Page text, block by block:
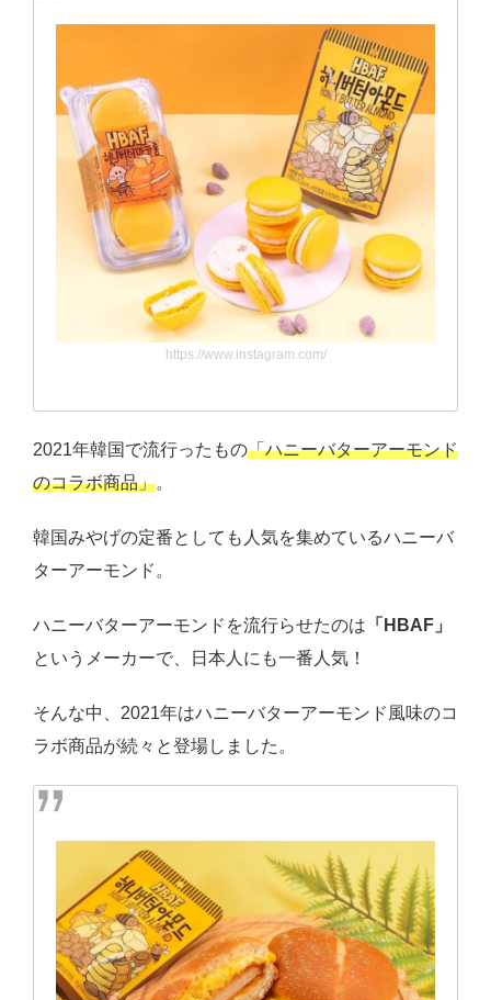
https://www.instagram.com/
2021年韓国で流行ったもの「ハニーバターアーモンド
のコラボ商品」。
韓国みやげの定番としても人気を集めているハニーバ
ターアーモンド。
ハニーバターアーモンドを流行らせたのは 「HBAF」
というメーカーで、日本人にも一番人気！
そんな中、2021年はハニーバターアーモンド風味のコ
ラボ商品が続々と登場しました。